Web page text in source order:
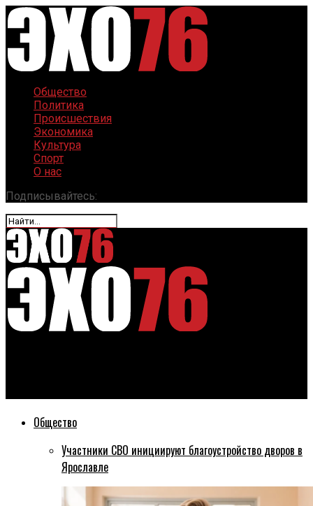
Общество
Политика
Происшествия
Экономика
Культура
Спорт
О нас
Подписывайтесь:
Общество
Участники СВО инициируют благоустройство дворов в
Ярославле